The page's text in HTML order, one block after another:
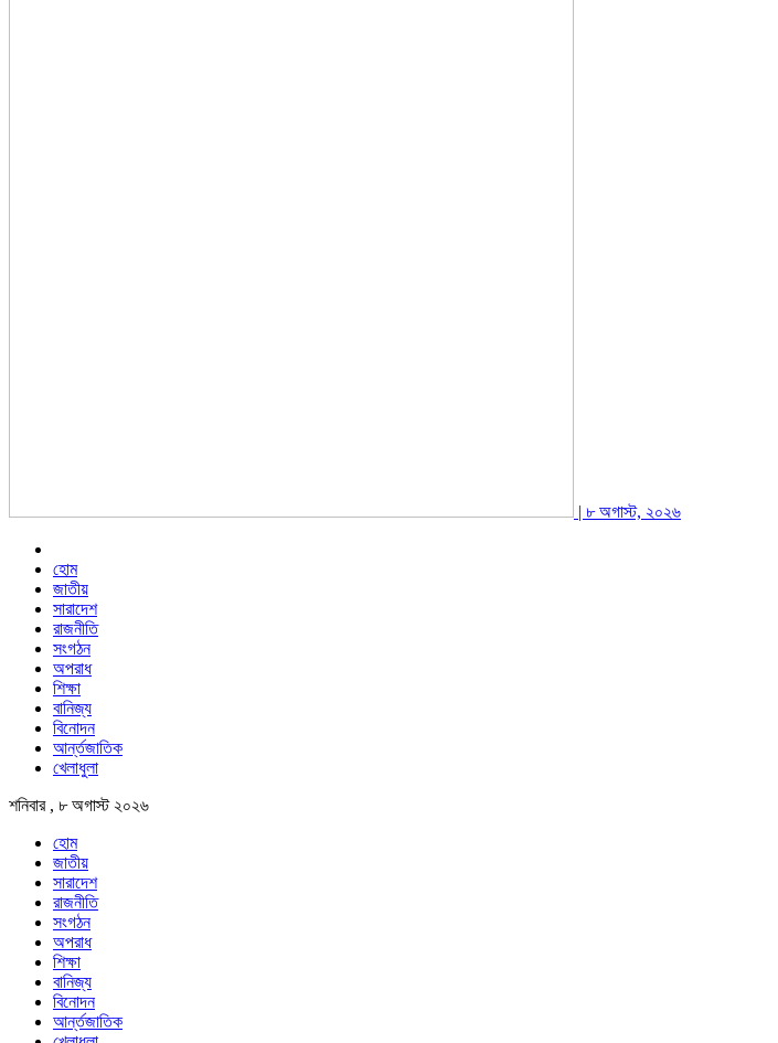
| ৮ অগাস্ট, ২০২৬
হোম
জাতীয়
সারাদেশ
রাজনীতি
সংগঠন
অপরাধ
শিক্ষা
বানিজ্য
বিনোদন
আর্ন্তজাতিক
খেলাধুলা
শনিবার , ৮ অগাস্ট ২০২৬
হোম
জাতীয়
সারাদেশ
রাজনীতি
সংগঠন
অপরাধ
শিক্ষা
বানিজ্য
বিনোদন
আর্ন্তজাতিক